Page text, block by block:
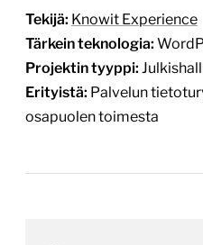
Tekijä: Knowit Experience
Tärkein teknologia:
Projektin tyyppi:
Erityistä: Palvelun
osapuolen toimesta